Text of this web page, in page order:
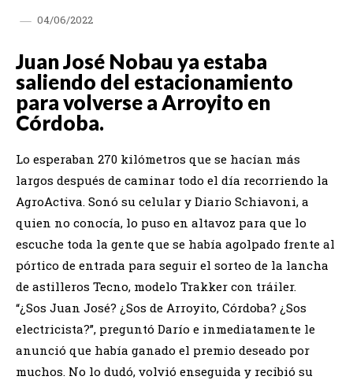
04/06/2022
Juan José Nobau ya estaba
saliendo del estacionamiento
para volverse a Arroyito en
Córdoba.
Lo esperaban 270 kilómetros que se hacían más
largos después de caminar todo el día recorriendo la
AgroActiva. Sonó su celular y Diario Schiavoni, a
quien no conocía, lo puso en altavoz para que lo
escuche toda la gente que se había agolpado frente al
pórtico de entrada para seguir el sorteo de la lancha
de astilleros Tecno, modelo Trakker con tráiler.
“¿Sos Juan José? ¿Sos de Arroyito, Córdoba? ¿Sos
electricista?”, preguntó Darío e inmediatamente le
anunció que había ganado el premio deseado por
muchos. No lo dudó, volvió enseguida y recibió su